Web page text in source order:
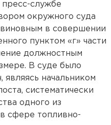
службе
окружного суда
в совершении
пунктом «г» части
должностным
В суде было
являясь начальником
систематически
одного из
сфере топливно-